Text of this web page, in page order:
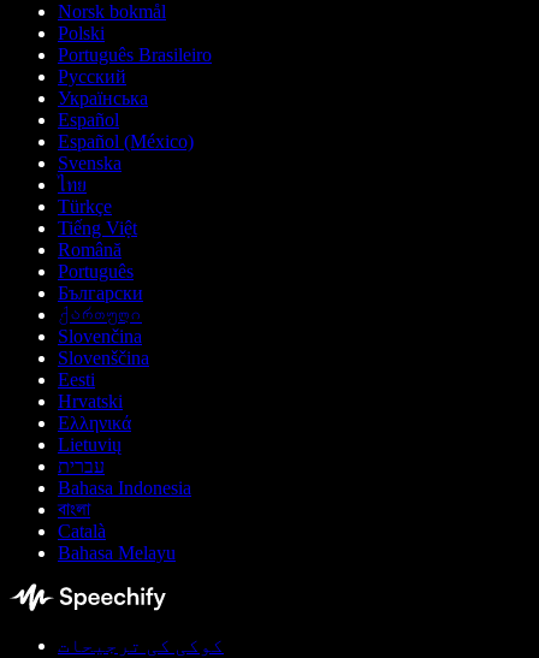
Norsk bokmål
Polski
Português Brasileiro
Русский
Українська
Español
Español (México)
Svenska
ไทย
Türkçe
Tiếng Việt
Română
Português
Български
ქართული
Slovenčina
Slovenščina
Eesti
Hrvatski
Ελληνικά
Lietuvių
עברית
Bahasa Indonesia
বাংলা
Català
Bahasa Melayu
کوکی کی ترجیحات